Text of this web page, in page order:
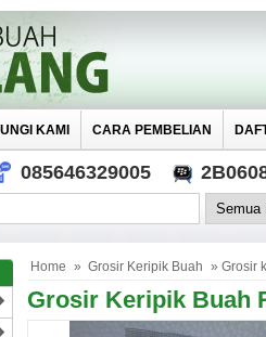
KAMI CARA PEMBELIAN
085646329005
Home » Grosir Keripik Buah » Grosir
Grosir Keripik Buah